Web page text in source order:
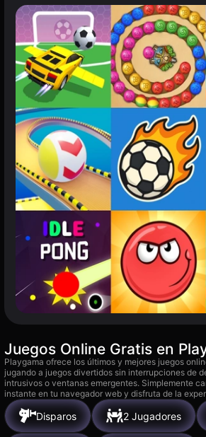
Juegos Online Gratis en
Playgama ofrece los últimos y mejores juegos
jugando a juegos divertidos sin interrupciones de
intrusivos o ventanas emergentes. Simplemente
instante en tu navegador web y disfruta de la
Disparos 2 Jugadores